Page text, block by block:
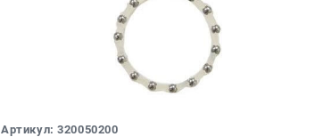
Артикул: 320050200